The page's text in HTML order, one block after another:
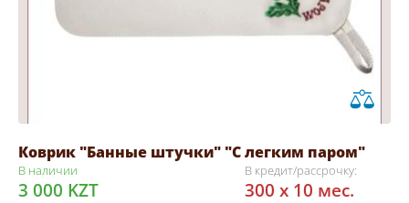
Коврик "Банные штучки" "С легким паром"
В наличии
3 000 KZT
В кредит/рассрочку:
300 x 10 мес.